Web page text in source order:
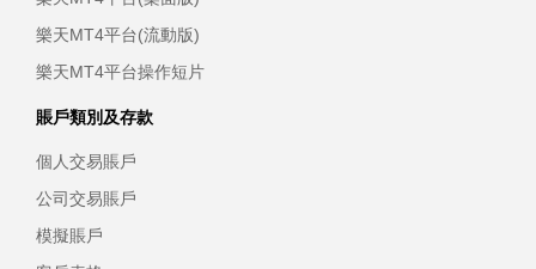
樂天MT4平台(流動版)
樂天MT4平台操作短片
賬戶類別及存款
個人交易賬戶
公司交易賬戶
模擬賬戶